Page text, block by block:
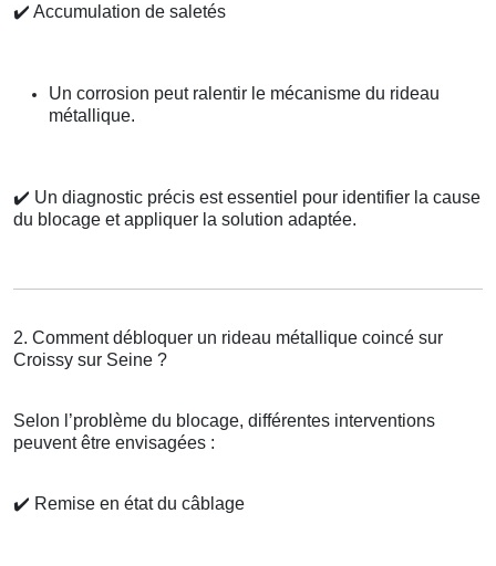
✔️ Accumulation de saletés
Un corrosion peut ralentir le mécanisme du rideau
métallique.
✔️ Un diagnostic précis est essentiel pour identifier la cause
du blocage et appliquer la solution adaptée.
2. Comment débloquer un rideau métallique coincé sur
Croissy sur Seine ?
Selon l’problème du blocage, différentes interventions
peuvent être envisagées :
✔️ Remise en état du câblage